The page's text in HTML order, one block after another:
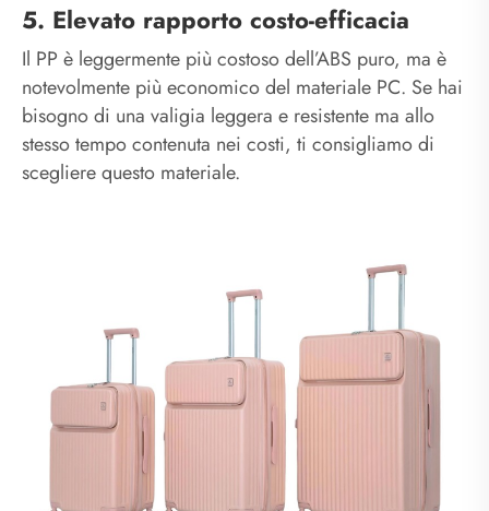
5. Elevato rapporto costo-efficacia
Il PP è leggermente più costoso dell’ABS puro, ma è
notevolmente più economico del materiale PC. Se hai
bisogno di una valigia leggera e resistente ma allo
stesso tempo contenuta nei costi, ti consigliamo di
scegliere questo materiale.